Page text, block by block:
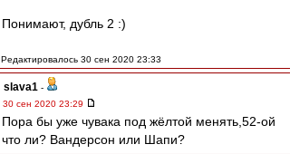
Понимают, дубль 2 :)
Редактировалось 30 сен 2020 23:33
slava1 -
30 сен 2020 23:29
Пора бы уже чувака под жёлтой менять,52-ой
что ли? Вандерсон или Шапи?